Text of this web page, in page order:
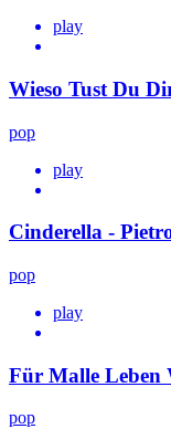
play
Wieso Tust Du
pop
play
Cinderella -
pop
play
Für Malle
pop